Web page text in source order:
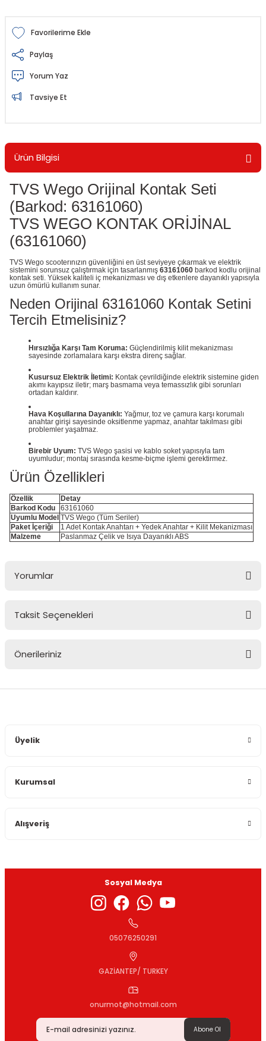
Paylaş
Yorum Yaz
Tavsiye Et
Ürün Bilgisi
TVS Wego Orijinal Kontak Seti
(Barkod: 63161060)
TVS WEGO KONTAK ORİJİNAL
(63161060)
TVS Wego scooterınızın güvenliğini en üst seviyeye çıkarmak ve elektrik
sistemini sorunsuz çalıştırmak için tasarlanmış 63161060 barkod kodlu orijinal
kontak seti. Yüksek kaliteli iç mekanizması ve dış etkenlere dayanıklı yapısıyla
uzun ömürlü kullanım sunar.
Neden Orijinal 63161060 Kontak Setini
Tercih Etmelisiniz?
Hırsızlığa Karşı Tam Koruma: Güçlendirilmiş kilit mekanizması
sayesinde zorlamalara karşı ekstra direnç sağlar.
Kusursuz Elektrik İletimi: Kontak çevrildiğinde elektrik sistemine giden
akımı kayıpsız iletir; marş basmama veya temassızlık gibi sorunları
ortadan kaldırır.
Hava Koşullarına Dayanıklı: Yağmur, toz ve çamura karşı korumalı
anahtar girişi sayesinde oksitlenme yapmaz, anahtar takılması gibi
problemler yaşatmaz.
Birebir Uyum: TVS Wego şasisi ve kablo soket yapısıyla tam
uyumludur; montaj sırasında kesme-biçme işlemi gerektirmez.
Ürün Özellikleri
Özellik
Detay
Barkod Kodu
63161060
Uyumlu Model TVS Wego (Tüm Seriler)
Paket İçeriği
1 Adet Kontak Anahtarı + Yedek Anahtar + Kilit Mekanizması
Malzeme
Paslanmaz Çelik ve Isıya Dayanıklı ABS
Yorumlar
Taksit Seçenekleri
Önerileriniz
Ürün bilgilerinde hatalar bulunuyor.
Gönder
Üyelik
Kurumsal
Alışveriş
Sosyal Medya
05076250291
GAZİANTEP/ TURKEY
onurmot@hotmail.com
Abone Ol